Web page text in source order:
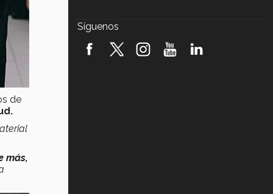
de
más,
robótica FIRST 2026! (video)
Síguenos